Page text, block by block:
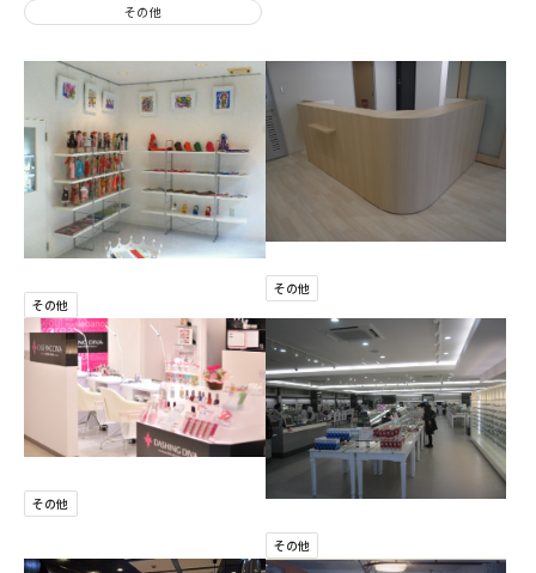
その他
その他
その他
その他
その他